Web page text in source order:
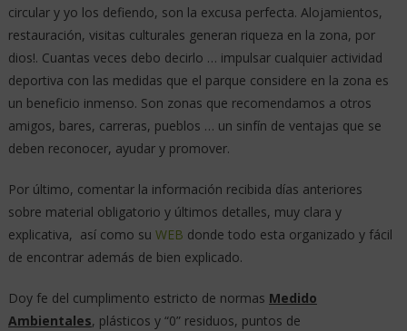
circular y yo los defiendo, son la excusa perfecta. Alojamientos,
restauración, visitas culturales generan riqueza en la zona, por
dios!. Cuantas veces debo decirlo … impulsar cualquier actividad
deportiva con las medidas que el parque considere en la zona es
un beneficio inmenso. Son zonas que recomendamos a otros
amigos, bares, carreras, pueblos … un sinfín de ventajas que se
deben reconocer, ayudar y promover.
Por último, comentar la información recibida días anteriores
sobre material obligatorio y últimos detalles, muy clara y
explicativa, así como su WEB donde todo esta organizado y fácil
de encontrar además de bien explicado.
Doy fe del cumplimento estricto de normas Medido
Ambientales, plásticos y “0” residuos, puntos de